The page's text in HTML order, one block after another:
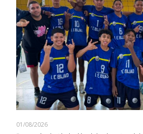
01/08/2026